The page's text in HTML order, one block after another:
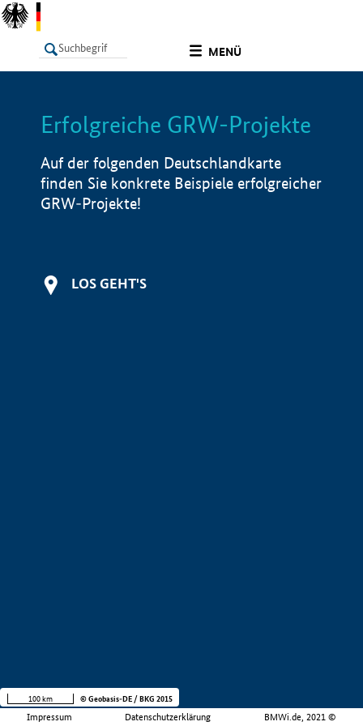
MENÜ
LISTE Info
Erfolgreiche GRW-Projekte
Auf der folgenden Deutschlandkarte
finden Sie konkrete Beispiele erfolgreicher
GRW-Projekte!
LOS GEHT'S
Impressum Datenschutzerklärung BMWi.de, 2021 ©
100 km © Geobasis-DE / BKG 2015